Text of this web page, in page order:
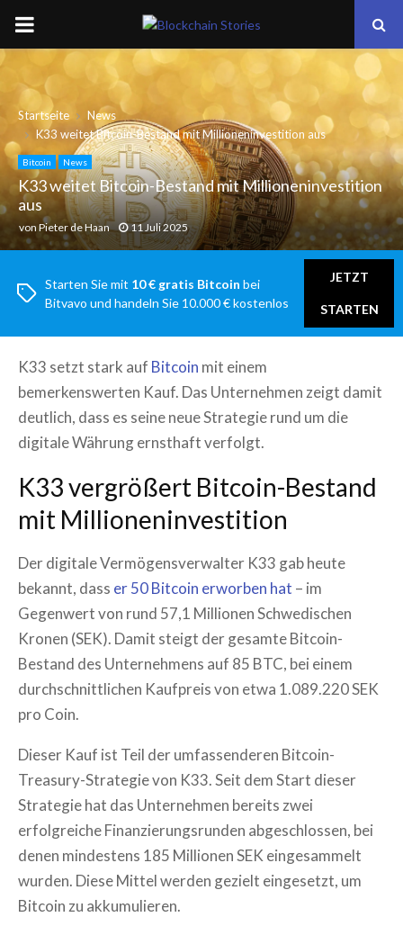
PRIMARY
MENU
Startseite
News
K33 weitet Bitcoin-Bestand mit Millioneninvestition aus
Bitcoin News
K33 weitet Bitcoin-Bestand mit Millioneninvestition
aus
von Pieter de Haan 11 Juli 2025
Starten Sie mit 10 € gratis Bitcoin bei
Bitvavo und handeln Sie 10.000 € kostenlos
JETZT
STARTEN
K33 setzt stark auf Bitcoin mit einem
bemerkenswerten Kauf. Das Unternehmen zeigt damit
deutlich, dass es seine neue Strategie rund um die
digitale Währung ernsthaft verfolgt.
K33 vergrößert Bitcoin-Bestand
mit Millioneninvestition
Der digitale Vermögensverwalter K33 gab heute
bekannt, dass er 50 Bitcoin erworben hat – im
Gegenwert von rund 57,1 Millionen Schwedischen
Kronen (SEK). Damit steigt der gesamte Bitcoin-
Bestand des Unternehmens auf 85 BTC, bei einem
durchschnittlichen Kaufpreis von etwa 1.089.220 SEK
pro Coin.
Dieser Kauf ist Teil der umfassenderen Bitcoin-
Treasury-Strategie von K33. Seit dem Start dieser
Strategie hat das Unternehmen bereits zwei
erfolgreiche Finanzierungsrunden abgeschlossen, bei
denen mindestens 185 Millionen SEK eingesammelt
wurden. Diese Mittel werden gezielt eingesetzt, um
Bitcoin zu akkumulieren.